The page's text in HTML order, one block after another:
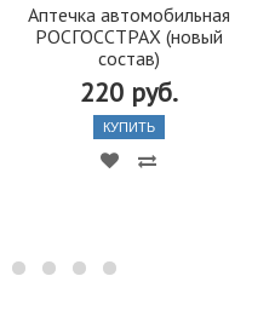
Аптечка автомобильная
РОСГОССТРАХ (новый
состав)
220 руб.
КУПИТЬ